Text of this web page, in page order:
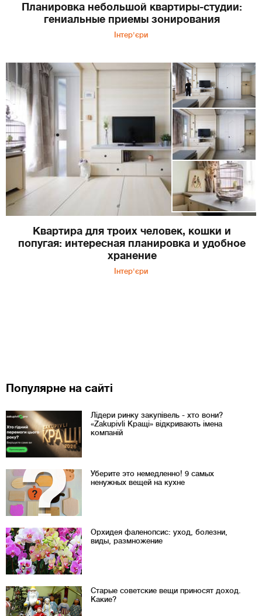
Планировка небольшой квартиры-студии:
гениальные приемы зонирования
Інтер'єри
Квартира для троих человек, кошки и
попугая: интересная планировка и удобное
хранение
Інтер'єри
Популярне на сайті
Лідери ринку закупівель - хто вони?
«Zakupivli Кращі» відкривають імена
компаній
Уберите это немедленно! 9 самых
ненужных вещей на кухне
Орхидея фаленопсис: уход, болезни,
виды, размножение
Старые советские вещи приносят доход.
Какие?